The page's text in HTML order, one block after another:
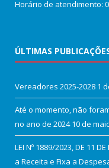
Horário de atendimento:
ÚLTIMAS
Vereadores 2025-2028 1
Até o momento, não
no ano de 2024 10 de
LEI Nº 1889/2023, DE 11
a Receita e Fixa a